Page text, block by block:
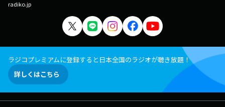
radiko.jp
ラジコプレミアムに登録すると日本全国のラジオが聴き放題！
詳しくはこちら